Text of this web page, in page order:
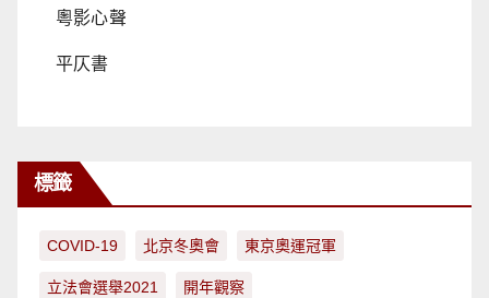
粵影心聲
平仄書
標籤
COVID-19 北京冬奧會 東京奧運冠軍
立法會選舉2021 開年觀察